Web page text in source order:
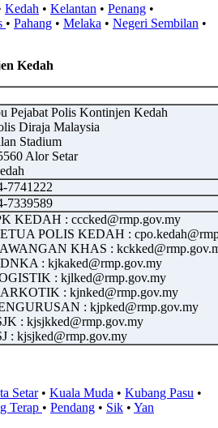
Kedah • Kelantan • Penang •
• Pahang • Melaka • Negeri Sembilan •
Kedah
Pejabat Polis Kontinjen Kedah
Diraja Malaysia
Stadium
Alor Setar
7741222
7339589
KEDAH : cccked@rmp.gov.my
POLIS KEDAH :
KHAS :
: kjkaked@rmp.gov.my
: kjlked@rmp.gov.my
: kjnked@rmp.gov.my
: kjpked@rmp.gov.my
: kjsjkked@rmp.gov.my
: kjsjked@rmp.gov.my
Setar• Kuala Muda • Kubang Pasu •
Terap • Pendang • Sik • Yan